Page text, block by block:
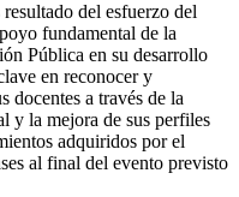
del esfuerzo del
fundamental de la
Pública en su desarrollo
en reconocer y
docentes a través de la
y la mejora de sus perfiles
adquiridos por el
al final del evento previsto